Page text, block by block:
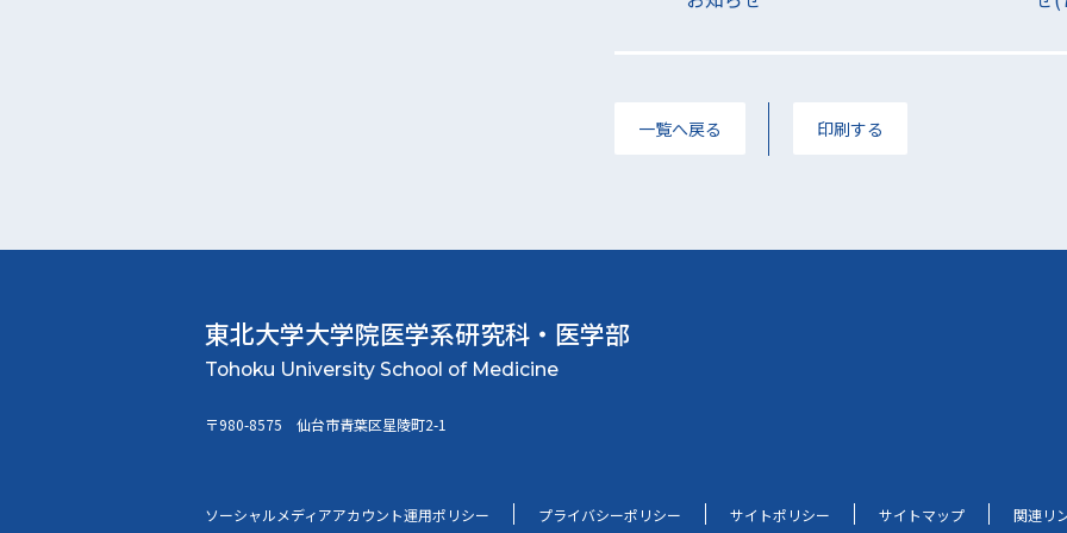
一覧へ戻る 印刷する
東北大学大学院医学系研究科・医学部
〒980-8575 仙台市青葉区星陵町2-1
ソーシャルメディアアカウント運用ポリシー プライバシーポリシー サイトポリシー サイトマップ 関連リ